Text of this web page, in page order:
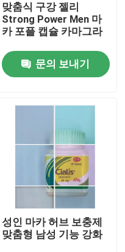
맞춤식 구강 젤리
Strong Power Men 마
카 포플 캡슐 카마그라
문의 보내기
성인 마카 허브 보충제
맞춤형 남성 기능 강화